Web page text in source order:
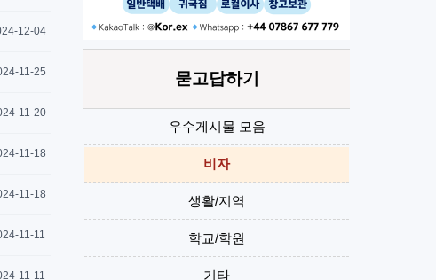
12-04
11-25
11-20
11-18
11-18
11-11
11-11
묻고답하기
우수게시물 모음
비자
생활/지역
학교/학원
기타